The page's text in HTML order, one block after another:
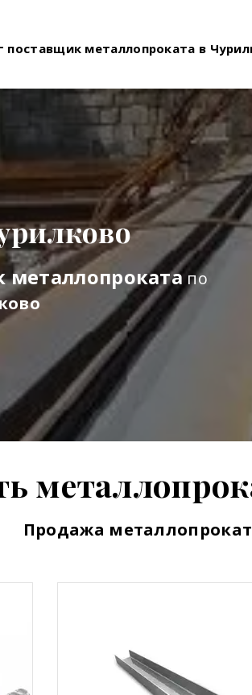
поставщик металлопроката в
по
Продажа